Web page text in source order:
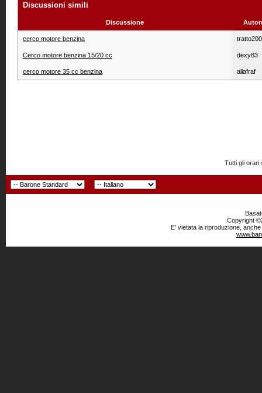
Discussioni simili
Discussione
cerco motore benzina
Cerco motore benzina 15/20 cc dexy83
cerco motore 35 cc benzina allafraf
Tutti gli orari
Copyright
E' vietata la riproduzione,